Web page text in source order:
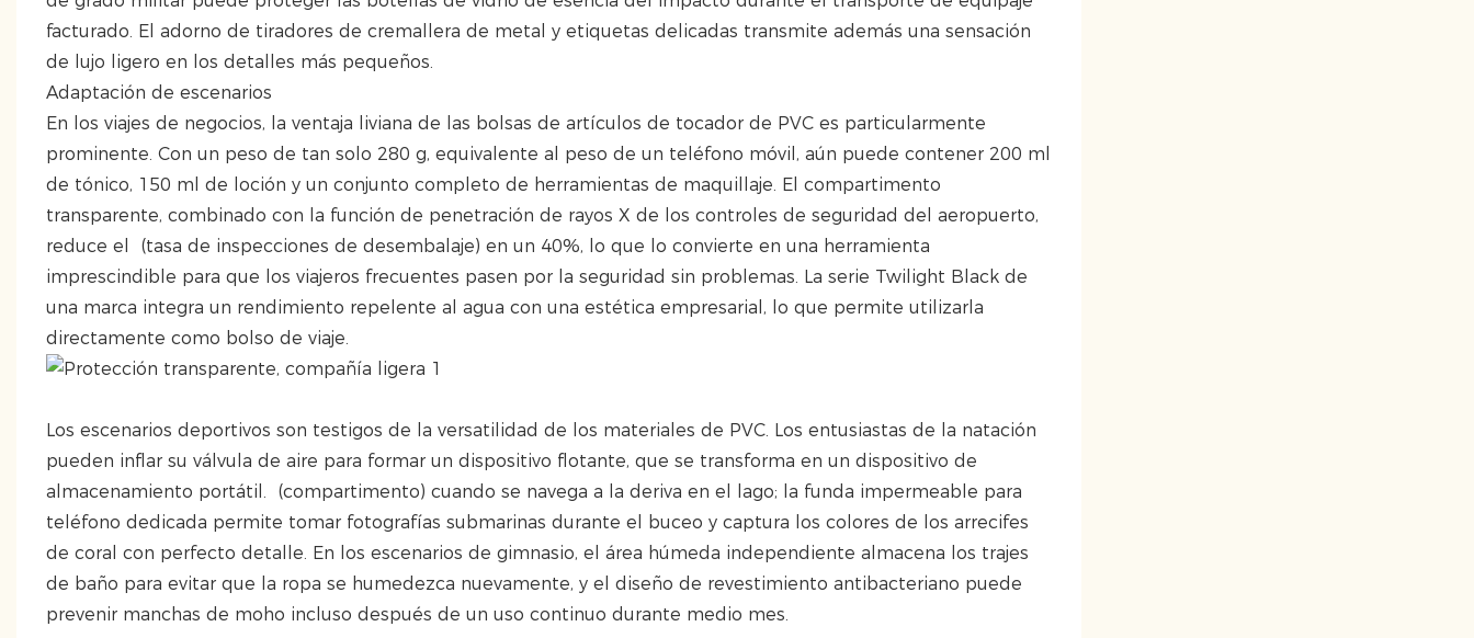
facturado. El adorno de tiradores de cremallera de metal y etiquetas delicadas transmite además una sensación
de lujo ligero en los detalles más pequeños.
Adaptación de escenarios
En los viajes de negocios, la ventaja liviana de las bolsas de artículos de tocador de PVC es particularmente
prominente. Con un peso de tan solo 280 g, equivalente al peso de un teléfono móvil, aún puede contener 200 ml
de tónico, 150 ml de loción y un conjunto completo de herramientas de maquillaje. El compartimento
transparente, combinado con la función de penetración de rayos X de los controles de seguridad del aeropuerto,
reduce el (tasa de inspecciones de desembalaje) en un 40%, lo que lo convierte en una herramienta
imprescindible para que los viajeros frecuentes pasen por la seguridad sin problemas. La serie Twilight Black de
una marca integra un rendimiento repelente al agua con una estética empresarial, lo que permite utilizarla
directamente como bolso de viaje.
Los escenarios deportivos son testigos de la versatilidad de los materiales de PVC. Los entusiastas de la natación
pueden inflar su válvula de aire para formar un dispositivo flotante, que se transforma en un dispositivo de
almacenamiento portátil. (compartimento) cuando se navega a la deriva en el lago; la funda impermeable para
teléfono dedicada permite tomar fotografías submarinas durante el buceo y captura los colores de los arrecifes
de coral con perfecto detalle. En los escenarios de gimnasio, el área húmeda independiente almacena los trajes
de baño para evitar que la ropa se humedezca nuevamente, y el diseño de revestimiento antibacteriano puede
prevenir manchas de moho incluso después de un uso continuo durante medio mes.